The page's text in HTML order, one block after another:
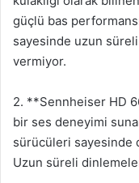
güçlü bas
sayesinde uzun süreli
vermiyor.
2. **Sennheiser HD
bir ses deneyimi
sürücüleri sayesinde
Uzun süreli